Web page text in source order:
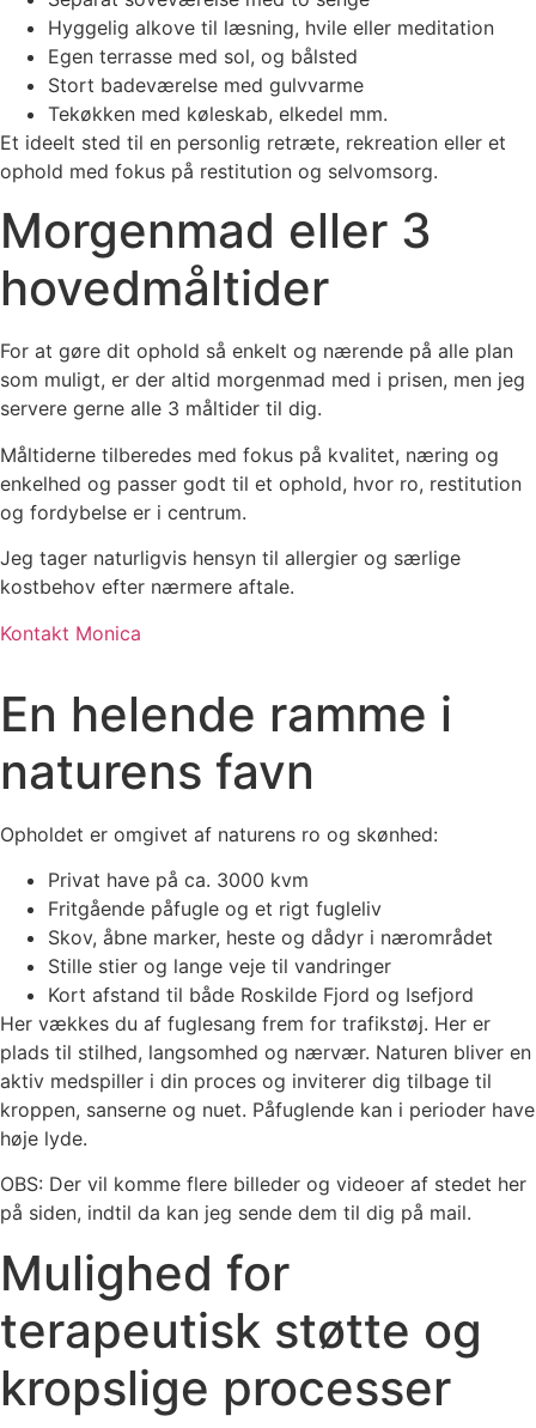
Hyggelig alkove til læsning, hvile eller meditation
Egen terrasse med sol, og bålsted
Stort badeværelse med gulvvarme
Tekøkken med køleskab, elkedel mm.
Et ideelt sted til en personlig retræte, rekreation eller et
ophold med fokus på restitution og selvomsorg.
Morgenmad eller 3
hovedmåltider
For at gøre dit ophold så enkelt og nærende på alle plan
som muligt, er der altid morgenmad med i prisen, men jeg
servere gerne alle 3 måltider til dig.
Måltiderne tilberedes med fokus på kvalitet, næring og
enkelhed og passer godt til et ophold, hvor ro, restitution
og fordybelse er i centrum.
Jeg tager naturligvis hensyn til allergier og særlige
kostbehov efter nærmere aftale.
Kontakt Monica
En helende ramme i
naturens favn
Opholdet er omgivet af naturens ro og skønhed:
Privat have på ca. 3000 kvm
Fritgående påfugle og et rigt fugleliv
Skov, åbne marker, heste og dådyr i nærområdet
Stille stier og lange veje til vandringer
Kort afstand til både Roskilde Fjord og Isefjord
Her vækkes du af fuglesang frem for trafikstøj. Her er
plads til stilhed, langsomhed og nærvær. Naturen bliver en
aktiv medspiller i din proces og inviterer dig tilbage til
kroppen, sanserne og nuet. Påfuglende kan i perioder have
høje lyde.
OBS: Der vil komme flere billeder og videoer af stedet her
på siden, indtil da kan jeg sende dem til dig på mail.
Mulighed for
terapeutisk støtte og
kropslige processer